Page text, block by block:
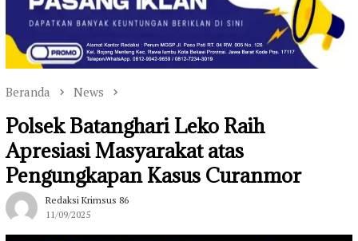
Beranda News
Polsek Batanghari Leko Raih
Apresiasi Masyarakat atas
Pengungkapan Kasus Curanmor
Redaksi Krimsus 86
11/09/2025